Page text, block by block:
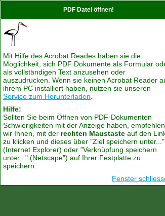
PDF Datei öffnen!
Mit Hilfe des Acrobat Reades haben sie die
Möglichkeit, sich PDF Dokumente als Formular
als vollständigen Text anzusehen oder
auszudrucken. Wenn sie keinen Acrobat Reader
ihrem PC installiert haben, nutzen sie unseren
Service zum Herunterladen
Hilfe:
Sollten Sie beim Öffnen von PDF-Dokumenten
Schwierigkeiten mit der Anzeige haben, empfehlen
wir Ihnen, mit der rechten Maustaste auf den
zu klicken und dieses über "Ziel speichern unter..."
(Internet Explorer) oder "Verknüpfung speichern
unter..." (Netscape") auf Ihrer Festplatte zu
speichern.
Fenster